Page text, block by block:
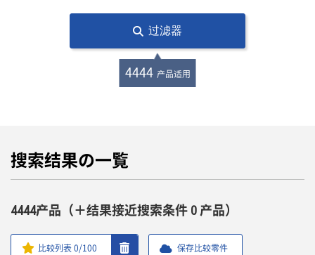
过滤器
4444 产品适用
搜索结果の一覧
4444产品（＋结果接近搜索条件 0 产品）
比较列表0/100 保存比较零件